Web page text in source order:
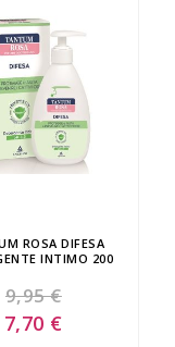
ROSA DIFESA
INTIMO 200
9,95 €
Special
Price
7,70 €